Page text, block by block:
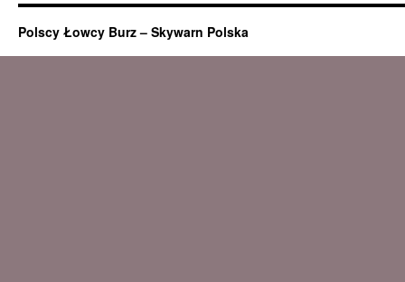
Polscy Łowcy Burz – Skywarn Polska